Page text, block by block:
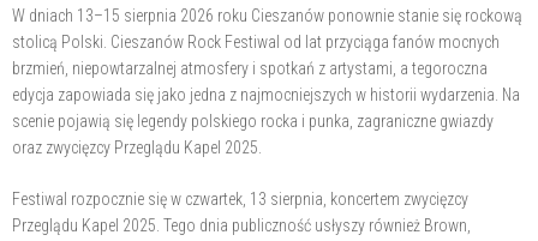
W dniach 13–15 sierpnia 2026 roku Cieszanów ponownie stanie się rockową
stolicą Polski. Cieszanów Rock Festiwal od lat przyciąga fanów mocnych
brzmień, niepowtarzalnej atmosfery i spotkań z artystami, a tegoroczna
edycja zapowiada się jako jedna z najmocniejszych w historii wydarzenia. Na
scenie pojawią się legendy polskiego rocka i punka, zagraniczne gwiazdy
oraz zwycięzcy Przeglądu Kapel 2025.
Festiwal rozpocznie się w czwartek, 13 sierpnia, koncertem zwycięzcy
Przeglądu Kapel 2025. Tego dnia publiczność usłyszy również Brown,